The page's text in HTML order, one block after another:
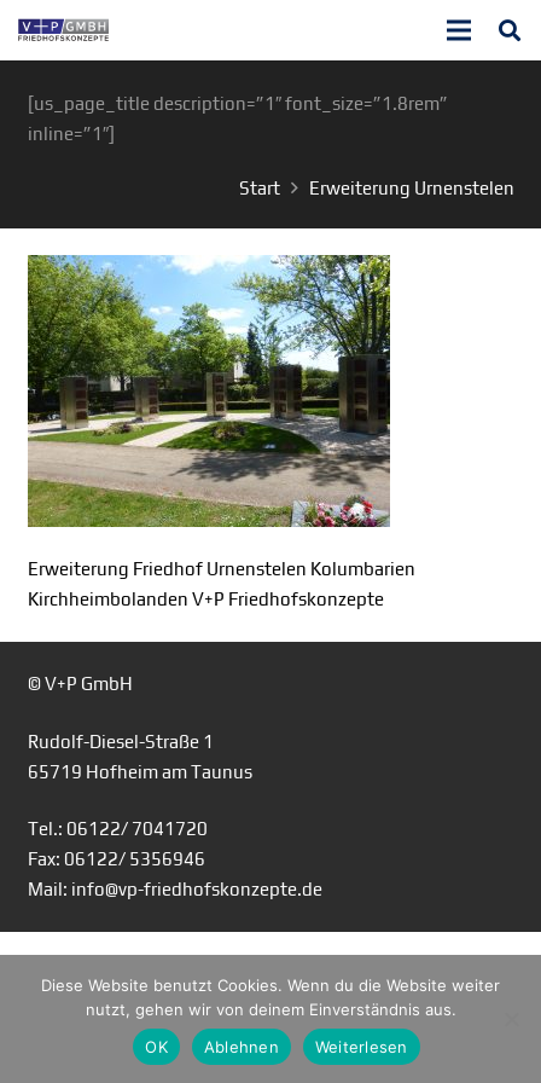
[us_page_title description=”1″ font_size=”1.8rem”
inline=”1″]
Start Erweiterung Urnenstelen
Erweiterung Friedhof Urnenstelen Kolumbarien
Kirchheimbolanden V+P Friedhofskonzepte
© V+P GmbH
Rudolf-Diesel-Straße 1
65719 Hofheim am Taunus
Tel.: 06122/ 7041720
Fax: 06122/ 5356946
Mail: info@vp-friedhofskonzepte.de
Diese Website benutzt Cookies. Wenn du die Website weiter
nutzt, gehen wir von deinem Einverständnis aus.
OK
Ablehnen Weiterlesen